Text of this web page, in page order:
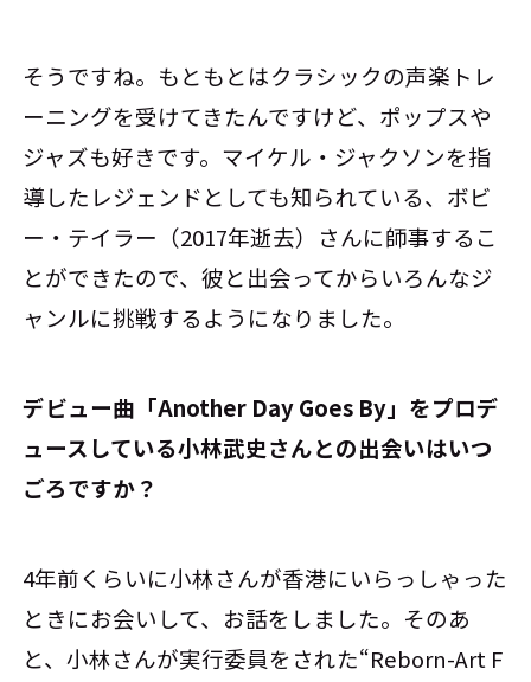
そうですね。もともとはクラシックの声楽トレ
ーニングを受けてきたんですけど、ポップスや
ジャズも好きです。マイケル・ジャクソンを指
導したレジェンドとしても知られている、ボビ
ー・テイラー（2017年逝去）さんに師事するこ
とができたので、彼と出会ってからいろんなジ
ャンルに挑戦するようになりました。
――デビュー曲「Another Day Goes By」をプロデ
ュースしている小林武史さんとの出会いはいつ
ごろですか？
4年前くらいに小林さんが香港にいらっしゃった
ときにお会いして、お話をしました。そのあ
と、小林さんが実行委員をされた“Reborn-Art F